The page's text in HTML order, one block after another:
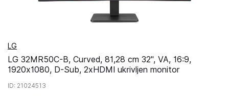
LG
LG 32MR50C-B, Curved, 81,28 cm 32'', VA, 16:9,
1920x1080, D-Sub, 2xHDMI ukrivljen monitor
ID: 21024513